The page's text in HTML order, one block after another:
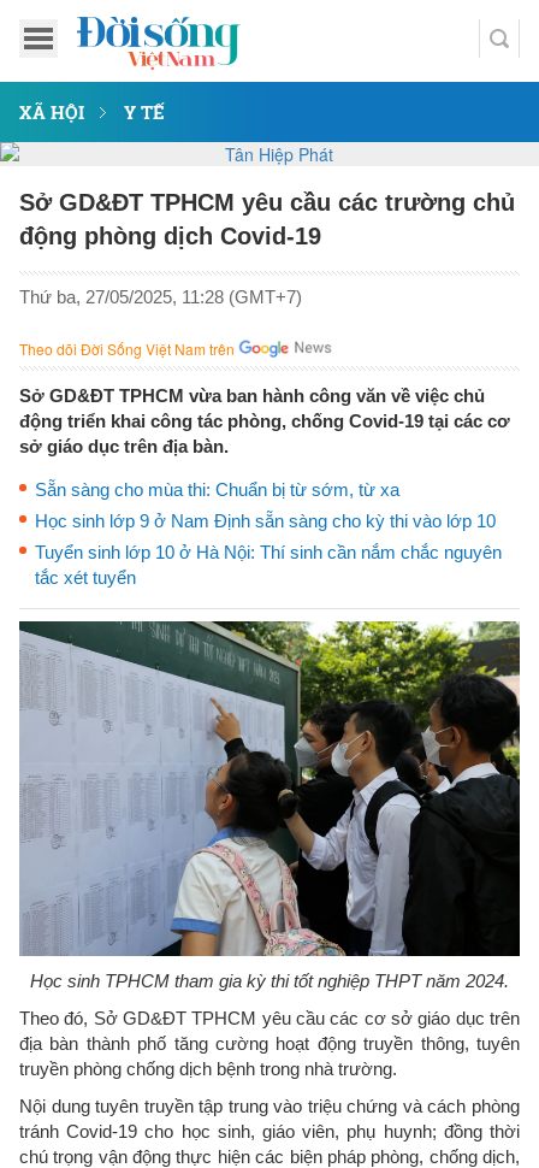
XÃ HỘI Y TẾ
Sở GD&ĐT TPHCM yêu cầu các trường chủ
động phòng dịch Covid-19
Thứ ba, 27/05/2025, 11:28 (GMT+7)
Theo dõi Đời Sống Việt Nam trên
Sở GD&ĐT TPHCM vừa ban hành công văn về việc chủ
động triển khai công tác phòng, chống Covid-19 tại các cơ
sở giáo dục trên địa bàn.
Sẵn sàng cho mùa thi: Chuẩn bị từ sớm, từ xa
Học sinh lớp 9 ở Nam Định sẵn sàng cho kỳ thi vào lớp 10
Tuyển sinh lớp 10 ở Hà Nội: Thí sinh cần nắm chắc nguyên
tắc xét tuyển
Học sinh TPHCM tham gia kỳ thi tốt nghiệp THPT năm 2024.
Theo đó, Sở GD&ĐT TPHCM yêu cầu các cơ sở giáo dục trên
địa bàn thành phố tăng cường hoạt động truyền thông, tuyên
truyền phòng chống dịch bệnh trong nhà trường.
Nội dung tuyên truyền tập trung vào triệu chứng và cách phòng
tránh Covid-19 cho học sinh, giáo viên, phụ huynh; đồng thời
chú trọng vận động thực hiện các biện pháp phòng, chống dịch,